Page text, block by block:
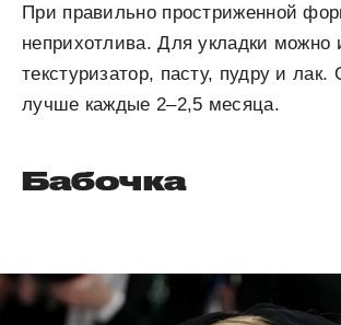
При правильно простриженной
неприхотлива. Для укладки можно
текстуризатор, пасту, пудру и лак.
лучше каждые 2–2,5 месяца.
Бабочка